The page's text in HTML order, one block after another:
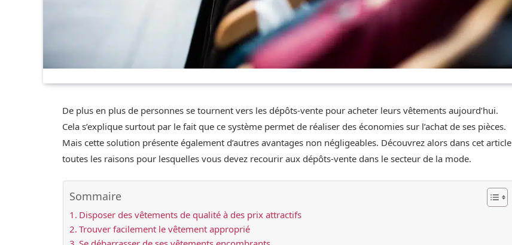
De plus en plus de personnes se tournent vers les dépôts-vente pour acheter leurs vêtements aujourd’hui.
Cela s’explique surtout par le fait que ce système permet de réaliser des économies sur l’achat de ses pièces.
Mais cette solution présente également d’autres avantages non négligeables. Découvrez alors dans cet article
toutes les raisons pour lesquelles vous devez recourir aux dépôts-vente dans le secteur de la mode.
Sommaire
Disposer des vêtements de qualité à des prix attractifs
Trouver facilement le vêtement approprié